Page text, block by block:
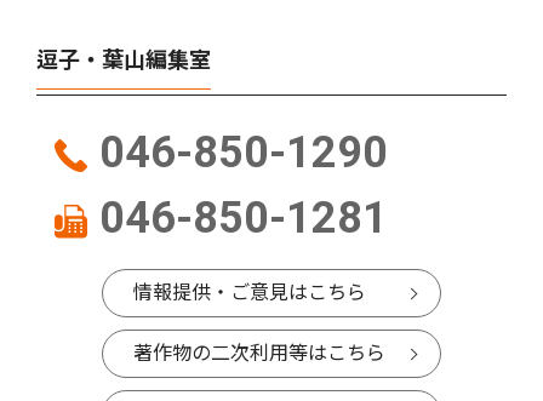
逗子・葉山編集室
046-850-1290
046-850-1281
情報提供・ご意見はこちら
著作物の二次利用等はこちら